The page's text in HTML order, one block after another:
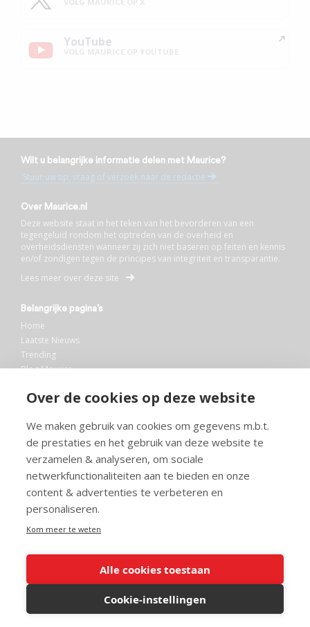
Over de cookies op deze website
We maken gebruik van cookies om gegevens m.b.t.
de prestaties en het gebruik van deze website te
verzamelen & analyseren, om sociale
netwerkfunctionaliteiten aan te bieden en onze
content & advertenties te verbeteren en
personaliseren.
Kom meer te weten
Alle cookies toestaan
Cookie-instellingen
YouTube
Wilt u belangrijke informatie delen met Maurice?
Stuur uw tip, vraag of verzoek naar de redactie
Over Maurice.nl
Deze website staat in het teken van het bevorderen van een
tegengeluid rondom het optreden van de overheid en
overheidsdiensten wanneer zij zich niet baseren op feiten en kennis
en/of zondigen tegen de principes van integriteit en transparantie.
Lees meer over deze site
Belangrijke pagina’s
Home
Laatste Nieuws
Trending
Blog Maurice
Bibliotheek
Info en service
FAQ
Doneren
Privacy
Voorwaarden
Meedoen
© 2026 Maurice.nl - Alle rechten voorbehouden. Op alle artikelen rust
copyright. Voor meer info, mail naarcontact@maurice.nl.